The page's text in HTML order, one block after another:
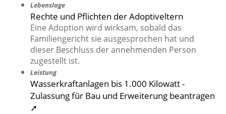
Lebenslage
Rechte und Pflichten der Adoptiveltern
Eine Adoption wird wirksam, sobald das
Familiengericht sie ausgesprochen hat und
dieser Beschluss der annehmenden Person
zugestellt ist.
Leistung
Wasserkraftanlagen bis 1.000 Kilowatt -
Zulassung für Bau und Erweiterung beantragen
➚